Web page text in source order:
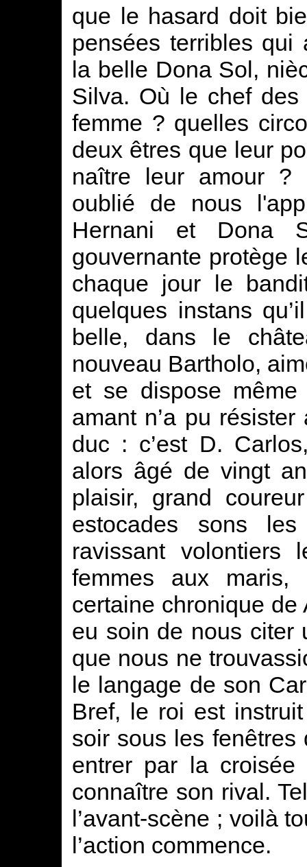
que le hasard doit
pensées terribles qui
la belle Dona Sol,
Silva. Où le chef
femme ? quelles
deux êtres que leur
naître leur amour ?
oublié de nous
Hernani et Dona
gouvernante protège
chaque jour le
quelques instans
belle, dans le
nouveau Bartholo,
et se dispose même
amant n’a pu
duc : c’est D.
alors âgé de vingt
plaisir, grand
estocades sons
ravissant volontiers
femmes aux
certaine chronique de
eu soin de nous citer
que nous ne
le langage de son
Bref, le roi est
soir sous les fenêtres
entrer par la
connaître son rival.
l’avant-scène ; voilà
l’action commence.